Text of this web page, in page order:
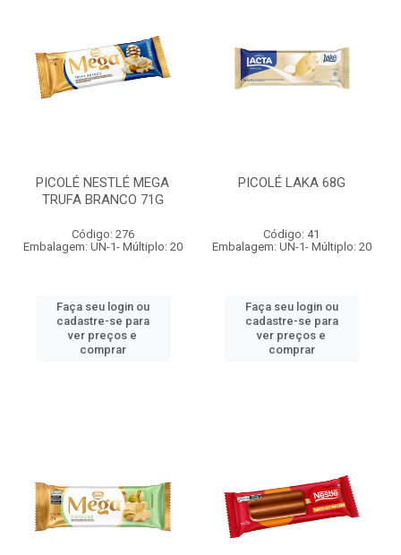
PICOLÉ NESTLÉ MEGA
TRUFA BRANCO 71G
Código: 276
Embalagem: UN-1- Múltiplo: 20
Faça seu login ou
cadastre-se para
ver preços e
comprar
PICOLÉ LAKA 68G
Código: 41
Embalagem: UN-1- Múltiplo: 20
Faça seu login ou
cadastre-se para
ver preços e
comprar